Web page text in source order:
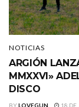
NOTICIAS
ARGIÓN
MMXXVI»
DISCO
BYLOVEGUN 18 DE